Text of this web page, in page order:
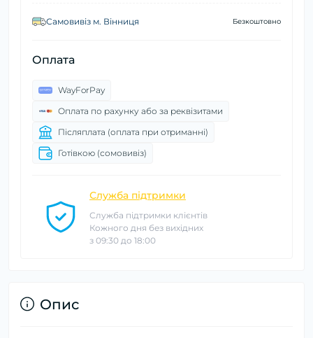
Самовивіз м. Вінниця Безкоштовно
Оплата
WayForPay
Оплата по рахунку або за реквізитами
Післяплата (оплата при отриманні)
Готівкою (сомовивіз)
Служба підтримки
Служба підтримки клієнтів
Кожного дня без вихідних
з 09:30 до 18:00
Опис